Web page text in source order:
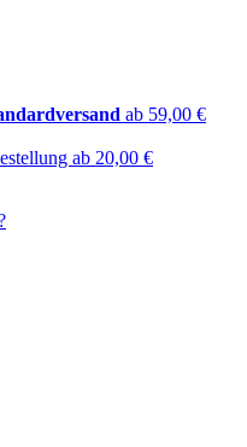
ab 59,00 €
ab 20,00 €